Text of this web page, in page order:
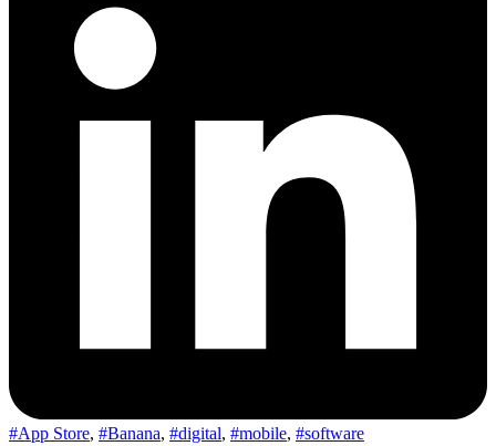
#App Store, #Banana, #digital, #mobile, #software